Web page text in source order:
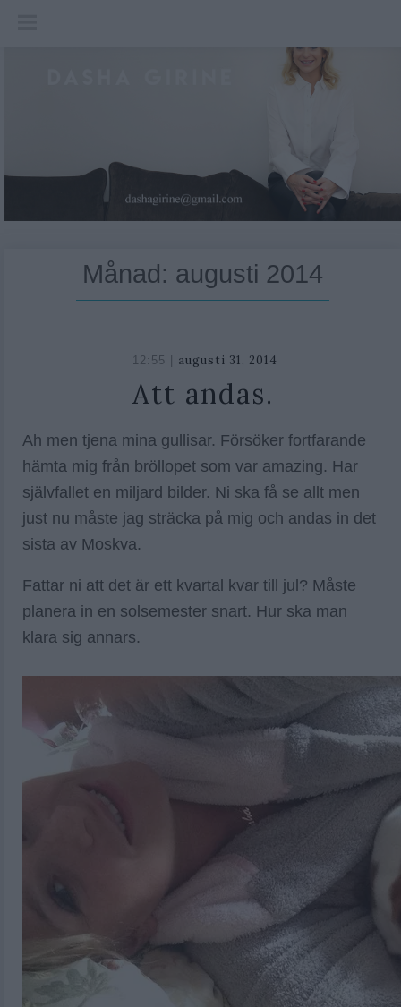
Månad: augusti 2014
12:55 | augusti 31, 2014
Att andas.
Ah men tjena mina gullisar. Försöker fortfarande
hämta mig från bröllopet som var amazing. Har
självfallet en miljard bilder. Ni ska få se allt men
just nu måste jag sträcka på mig och andas in det
sista av Moskva.
Fattar ni att det är ett kvartal kvar till jul? Måste
planera in en solsemester snart. Hur ska man
klara sig annars.